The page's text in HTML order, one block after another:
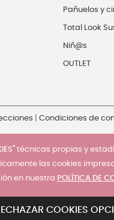
Pañuelos y
Total Look
Niñ@s
OUTLET
Condiciones de
técnicas propias y
las cookies
en nuestra POLÍTICA DE
COOKIES